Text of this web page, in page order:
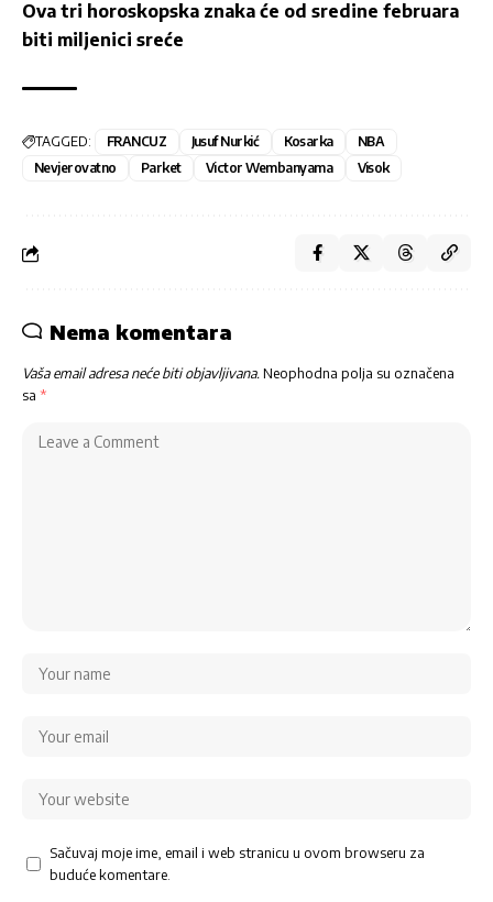
Ova tri horoskopska znaka će od sredine februara
biti miljenici sreće
TAGGED: FRANCUZ Jusuf Nurkić Kosarka
NBA
Nevjerovatno
Parket Victor Wembanyama Visok
Nema komentara
Vaša email adresa neće biti objavljivana.Neophodna polja su označena
sa *
Sačuvaj moje ime, email i web stranicu u ovom browseru za
buduće komentare.